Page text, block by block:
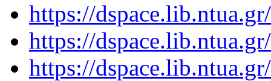
https://
https://
https://